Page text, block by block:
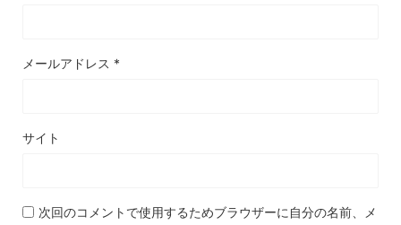
メールアドレス *
サイト
次回のコメントで使用するためブラウザーに自分の名前、メ